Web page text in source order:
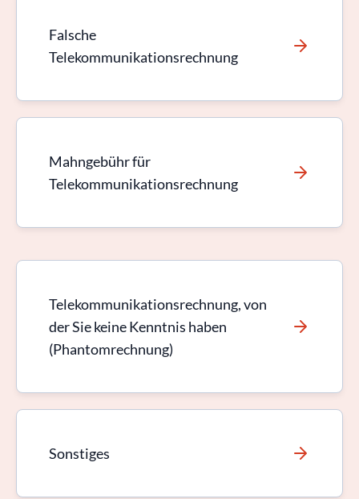
Falsche
Telekommunikationsrechnung
Mahngebühr für
Telekommunikationsrechnung
Telekommunikationsrechnung, von
der Sie keine Kenntnis haben
(Phantomrechnung)
Sonstiges